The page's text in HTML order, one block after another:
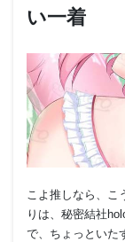
い一着
こよ推しなら、こ
りは、秘密結社
で、ちょっといた